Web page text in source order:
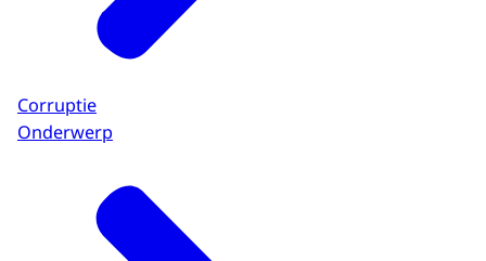
Corruptie
Onderwerp